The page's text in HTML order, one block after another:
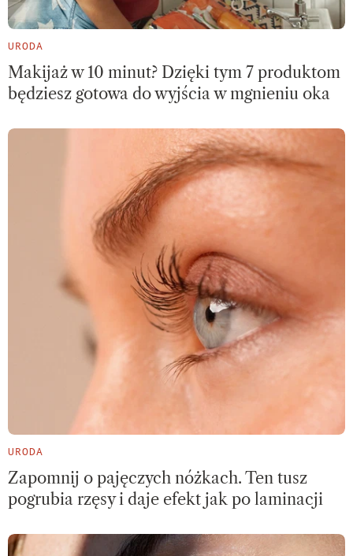
URODA
Makijaż w 10 minut? Dzięki tym 7 produktom
będziesz gotowa do wyjścia w mgnieniu oka
URODA
Zapomnij o pajęczych nóżkach. Ten tusz
pogrubia rzęsy i daje efekt jak po laminacji